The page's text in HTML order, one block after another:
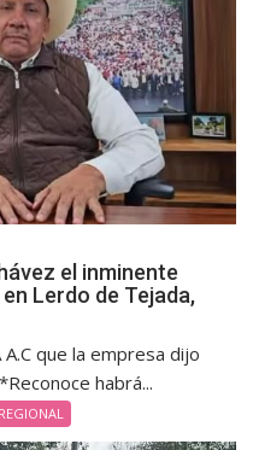
el inminente
Lerdo de Tejada,
que la empresa dijo
habrá...
REGIONAL